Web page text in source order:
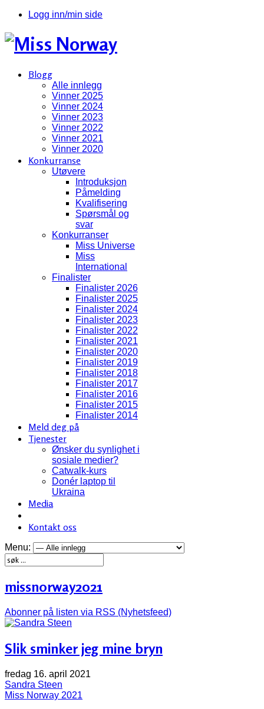
Logg inn/min side
Blogg
Alle innlegg
Vinner 2025
Vinner 2024
Vinner 2023
Vinner 2022
Vinner 2021
Vinner 2020
Konkurranse
Utøvere
Introduksjon
Påmelding
Kvalifisering
Spørsmål og
svar
Konkurranser
Miss Universe
Miss
International
Finalister
Finalister 2026
Finalister 2025
Finalister 2024
Finalister 2023
Finalister 2022
Finalister 2021
Finalister 2020
Finalister 2019
Finalister 2018
Finalister 2017
Finalister 2016
Finalister 2015
Finalister 2014
Meld deg på
Tjenester
Ønsker du synlighet i
sosiale medier?
Catwalk-kurs
Donér laptop til
Ukraina
Media
Kontakt oss
Menu:
missnorway2021
Abonner på listen via RSS (Nyhetsfeed)
Slik sminker jeg mine bryn
fredag 16. april 2021
Sandra Steen
Miss Norway 2021